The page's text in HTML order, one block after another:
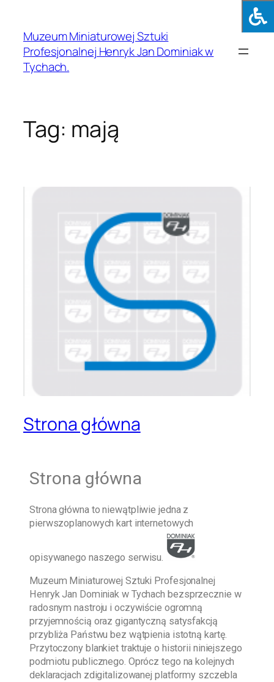
Muzeum Miniaturowej Sztuki
Profesjonalnej Henryk Jan Dominiak w
Tychach.
Tag: mają
Strona główna
Strona główna
Strona głównato niewątpliwie jedna z
pierwszoplanowych kart internetowych
opisywanego naszego serwisu.
Muzeum Miniaturowej Sztuki Profesjonalnej
Henryk Jan Dominiak w Tychach bezsprzecznie w
radosnym nastroju i oczywiście ogromną
przyjemnością oraz gigantyczną satysfakcją
przybliża Państwu bez wątpienia istotną kartę.
Przytoczony blankiet traktuje o historii niniejszego
podmiotu publicznego. Oprócz tego na kolejnych
deklaracjach zdigitalizowanej platformy szczebla